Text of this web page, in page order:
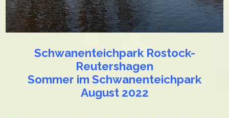
Schwanenteichpark Rostock-
Reutershagen
Sommer im Schwanenteichpark
August 2022